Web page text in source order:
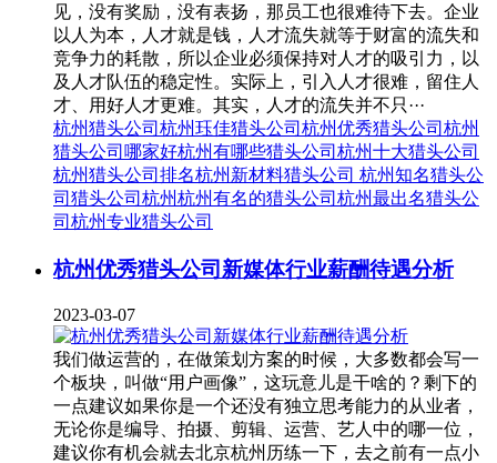
见，没有奖励，没有表扬，那员工也很难待下去。企业
以人为本，人才就是钱，人才流失就等于财富的流失和
竞争力的耗散，所以企业必须保持对人才的吸引力，以
及人才队伍的稳定性。实际上，引入人才很难，留住人
才、用好人才更难。其实，人才的流失并不只···
杭州猎头公司 杭州珏佳猎头公司 杭州优秀猎头公司 杭州
猎头公司哪家好杭州有哪些猎头公司 杭州十大猎头公司
杭州猎头公司排名杭州新材料猎头公司 杭州知名猎头公
司 猎头公司杭州杭州有名的猎头公司 杭州最出名猎头公
司 杭州专业猎头公司
杭州优秀猎头公司新媒体行业薪酬待遇分析
2023-03-07
我们做运营的，在做策划方案的时候，大多数都会写一
个板块，叫做“用户画像”，这玩意儿是干啥的？剩下的
一点建议如果你是一个还没有独立思考能力的从业者，
无论你是编导、拍摄、剪辑、运营、艺人中的哪一位，
建议你有机会就去北京杭州历练一下，去之前有一点小